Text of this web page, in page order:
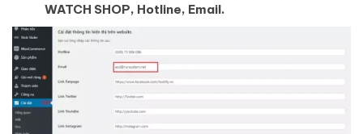
WATCH SHOP, Hotline, Email.